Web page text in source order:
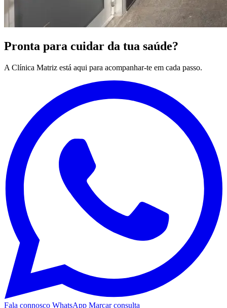
Pronta para cuidar da tua saúde?
A Clínica Matriz está aqui para acompanhar-te em cada passo.
Fala connosco WhatsApp Marcar consulta